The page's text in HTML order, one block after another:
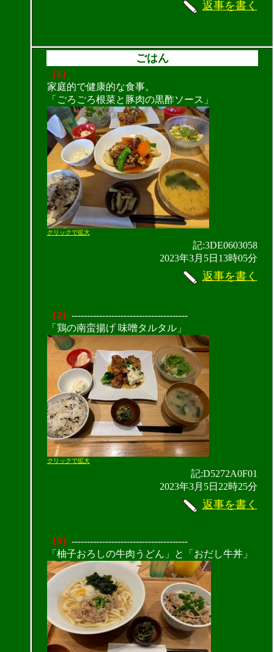
返事を書く
ごはん
（1）
家庭的で健康的な食事。
「ごろごろ根菜と豚肉の黒酢ソース」
クリックで拡大
記:3DE0603058
2023年3月5日13時05分
返事を書く
（2） --------------------------------------
「鶏の南蛮揚げ 味噌タルタル」
クリックで拡大
記:D5272A0F01
2023年3月5日22時25分
返事を書く
（5） --------------------------------------
「柚子おろしの牛肉うどん」と「おだし牛丼」